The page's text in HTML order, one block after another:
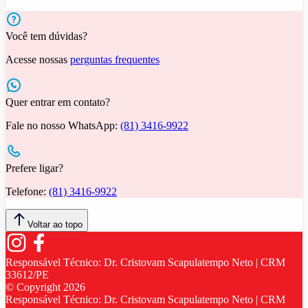
Você tem dúvidas?
Acesse nossas perguntas frequentes
Quer entrar em contato?
Fale no nosso WhatsApp: (81) 3416-9922
Prefere ligar?
Telefone: (81) 3416-9922
Voltar ao topo
Responsável Técnico: Dr. Cristovam Scapulatempo Neto | CRM
33612/PE
© Copyright 2026
Responsável Técnico: Dr. Cristovam Scapulatempo Neto | CRM